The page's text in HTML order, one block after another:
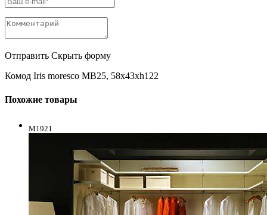
Отправить Скрыть форму
Комод Iris moresco MB25, 58x43xh122
Похожие товары
M1921